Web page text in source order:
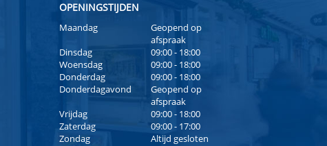
OPENINGSTIJDEN
Maandag
Geopend op
afspraak
Dinsdag
09:00 - 18:00
Woensdag
09:00 - 18:00
Donderdag
09:00 - 18:00
Donderdagavond
Geopend op
afspraak
Vrijdag
09:00 - 18:00
Zaterdag
09:00 - 17:00
Zondag
Altijd gesloten